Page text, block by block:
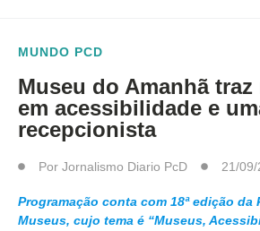
MUNDO PCD
Museu do Amanhã
em acessibilidade e
recepcionista
Por Jornalismo Diario PcD 21/
Programação conta com 18ª edição da
Museus, cujo tema é “Museus,